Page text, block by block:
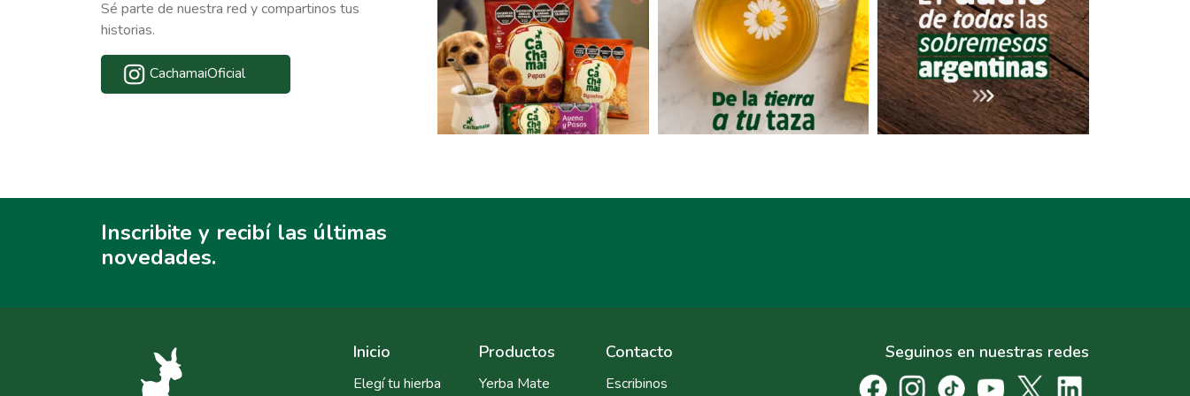
Sé parte de nuestra red y compartinos tus
historias.
CachamaiOficial
Inscribite y recibí las últimas
novedades.
Inicio
Elegí tu hierba
Productos
Yerba Mate
Contacto
Escribinos
Seguinos en nuestras redes